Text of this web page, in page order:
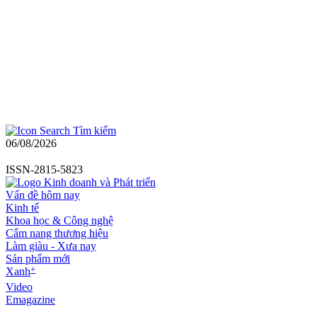
Tìm kiếm
06/08/2026
ISSN-2815-5823
Vấn đề hôm nay
Kinh tế
Khoa học & Công nghệ
Cẩm nang thương hiệu
Làm giàu - Xưa nay
Sản phẩm mới
Xanh+
Video
Emagazine